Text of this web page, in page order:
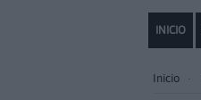
INICIO
Inicio